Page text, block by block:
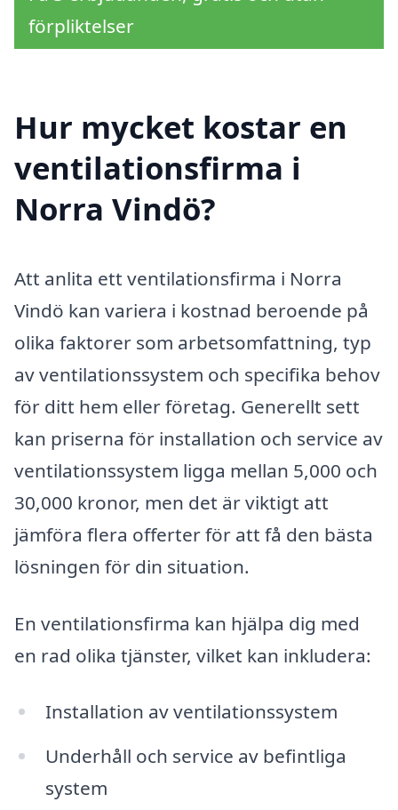
förpliktelser
Hur mycket kostar en
ventilationsfirma i
Norra Vindö?
Att anlita ett ventilationsfirma i Norra
Vindö kan variera i kostnad beroende på
olika faktorer som arbetsomfattning, typ
av ventilationssystem och specifika behov
för ditt hem eller företag. Generellt sett
kan priserna för installation och service av
ventilationssystem ligga mellan 5,000 och
30,000 kronor, men det är viktigt att
jämföra flera offerter för att få den bästa
lösningen för din situation.
En ventilationsfirma kan hjälpa dig med
en rad olika tjänster, vilket kan inkludera:
Installation av ventilationssystem
Underhåll och service av befintliga
system